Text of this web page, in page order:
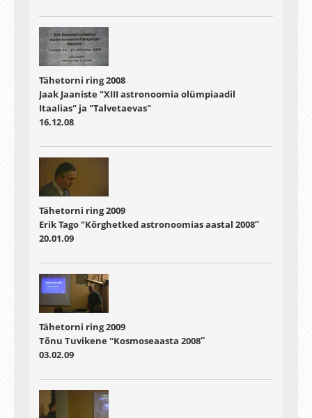
Tähetorni ring 2008
Jaak Jaaniste "XIII astronoomia olümpiaadil
Itaalias" ja "Talvetaevas"
16.12.08
Tähetorni ring 2009
Erik Tago "Kõrghetked astronoomias aastal 2008″
20.01.09
Tähetorni ring 2009
Tõnu Tuvikene "Kosmoseaasta 2008″
03.02.09